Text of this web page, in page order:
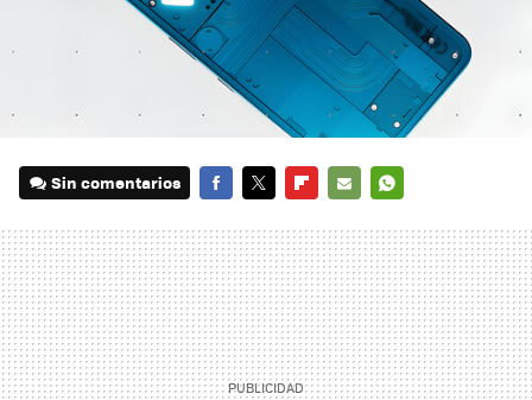
Sin comentarios
MAIL